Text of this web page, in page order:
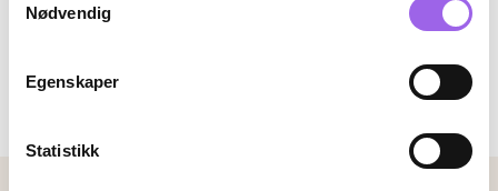
Nødvendig
Egenskaper
Statistikk
På lager på Vita.no